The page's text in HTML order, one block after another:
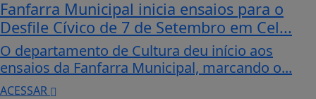
Fanfarra Municipal inicia ensaios para o
Desfile Cívico de 7 de Setembro em Cel...
O departamento de Cultura deu início aos
ensaios da Fanfarra Municipal, marcando o...
ACESSAR